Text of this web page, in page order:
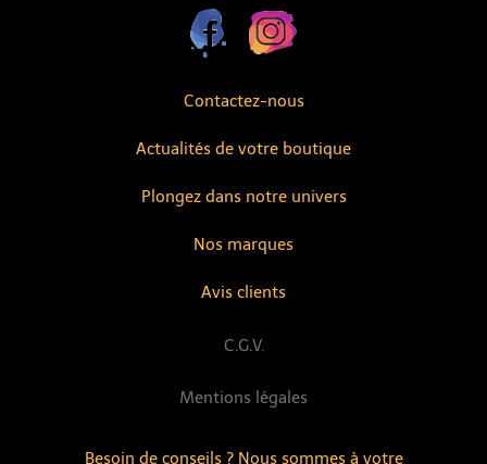
Contactez-nous
Actualités de votre boutique
Avis clients
Nos marques
Besoin de conseils ? Nous sommes à votre
Plongez dans notre univers
Mentions légales
C.G.V.